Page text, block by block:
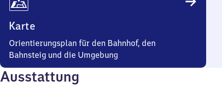
Karte
Orientierungsplan für den Bahnhof, den
Bahnsteig und die Umgebung
Ausstattung